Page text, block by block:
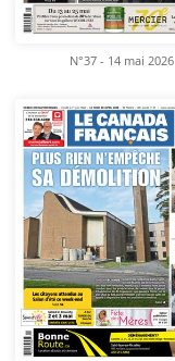
N°37 - 14 mai 2026